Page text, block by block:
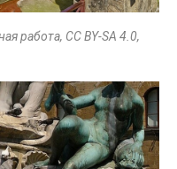
работа, CC BY-SA 4.0,